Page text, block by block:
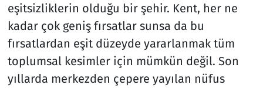
eşitsizliklerin olduğu bir şehir. Kent, her ne
kadar çok geniş fırsatlar sunsa da bu
fırsatlardan eşit düzeyde yararlanmak tüm
toplumsal kesimler için mümkün değil. Son
yıllarda merkezden çepere yayılan nüfus